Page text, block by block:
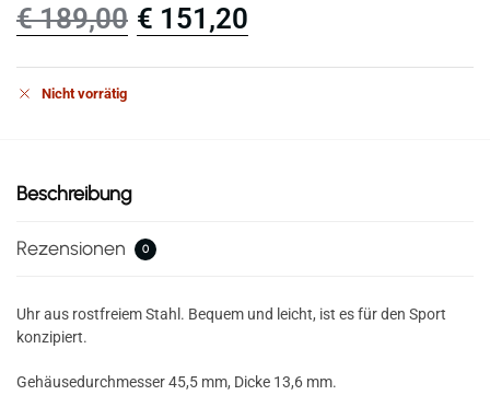
€189,00 € 151,20
Nicht vorrätig
Beschreibung
Rezensionen 0
Uhr aus rostfreiem Stahl. Bequem und leicht, ist es für den Sport
konzipiert.
Gehäusedurchmesser 45,5 mm, Dicke 13,6 mm.